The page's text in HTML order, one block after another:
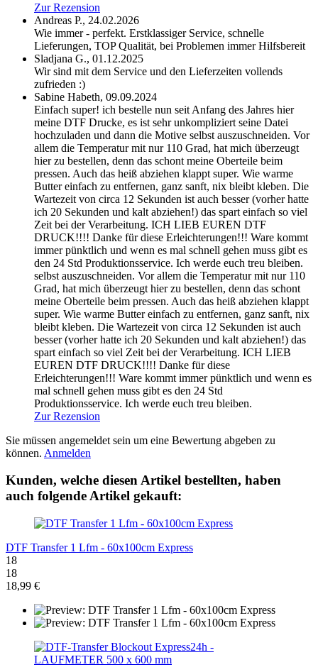
Zur Rezension
Andreas P., 24.02.2026
Wie immer - perfekt. Erstklassiger Service, schnelle
Lieferungen, TOP Qualität, bei Problemen immer Hilfsbereit
Sladjana G., 01.12.2025
Wir sind mit dem Service und den Lieferzeiten vollends
zufrieden :)
Sabine Habeth, 09.09.2024
Einfach super! ich bestelle nun seit Anfang des Jahres hier
meine DTF Drucke, es ist sehr unkompliziert seine Datei
hochzuladen und dann die Motive selbst auszuschneiden. Vor
allem die Temperatur mit nur 110 Grad, hat mich überzeugt
hier zu bestellen, denn das schont meine Oberteile beim
pressen. Auch das heiß abziehen klappt super. Wie warme
Butter einfach zu entfernen, ganz sanft, nix bleibt kleben. Die
Wartezeit von circa 12 Sekunden ist auch besser (vorher hatte
ich 20 Sekunden und kalt abziehen!) das spart einfach so viel
Zeit bei der Verarbeitung. ICH LIEB EUREN DTF
DRUCK!!!! Danke für diese Erleichterungen!!! Ware kommt
immer pünktlich und wenn es mal schnell gehen muss gibt es
den 24 Std Produktionsservice. Ich werde euch treu bleiben.
selbst auszuschneiden. Vor allem die Temperatur mit nur 110
Grad, hat mich überzeugt hier zu bestellen, denn das schont
meine Oberteile beim pressen. Auch das heiß abziehen klappt
super. Wie warme Butter einfach zu entfernen, ganz sanft, nix
bleibt kleben. Die Wartezeit von circa 12 Sekunden ist auch
besser (vorher hatte ich 20 Sekunden und kalt abziehen!) das
spart einfach so viel Zeit bei der Verarbeitung. ICH LIEB
EUREN DTF DRUCK!!!! Danke für diese
Erleichterungen!!! Ware kommt immer pünktlich und wenn es
mal schnell gehen muss gibt es den 24 Std
Produktionsservice. Ich werde euch treu bleiben.
Zur Rezension
Sie müssen angemeldet sein um eine Bewertung abgeben zu
können. Anmelden
Kunden, welche diesen Artikel bestellten, haben
auch folgende Artikel gekauft:
DTF Transfer 1 Lfm - 60x100cm Express
18
18
18,99 €